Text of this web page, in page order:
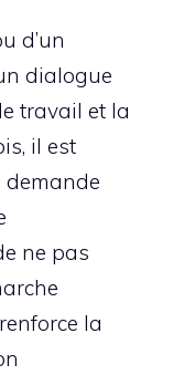
d’un
dialogue
travail et la
il est
demande
ne pas
la